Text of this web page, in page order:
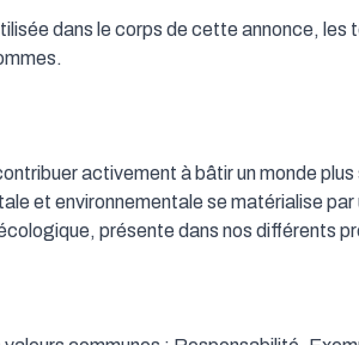
dans le corps de cette annonce, les
activement à bâtir un monde plus
et environnementale se matérialise
présente dans nos différents